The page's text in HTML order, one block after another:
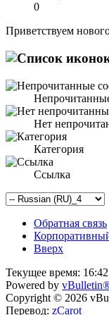
0
Приветствуем
Нет
Категория
Ссылка
Обратная связь
Вверх
Текущее время: 16:42
Powered by
Copyright © 2026
Перевод: zCarot